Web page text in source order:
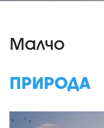
Малчо
ПРИРОДА